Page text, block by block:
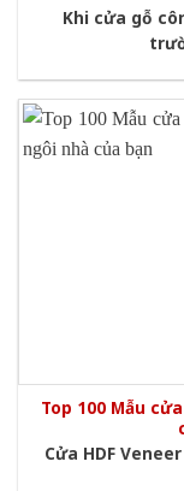
Khi cửa gỗ
Top 100 Mẫu
Cửa HDF